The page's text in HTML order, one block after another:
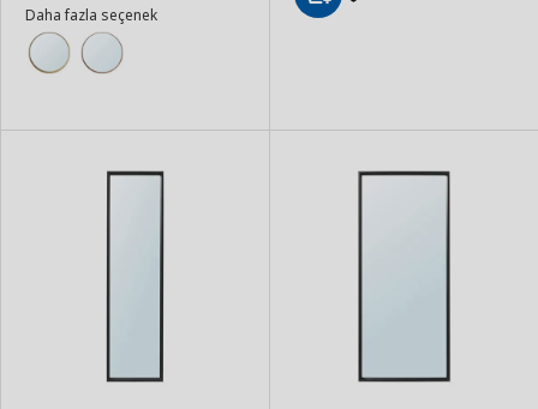
Ekle
Daha fazla seçenek